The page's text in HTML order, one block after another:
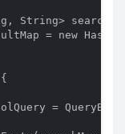
String>
= new
=